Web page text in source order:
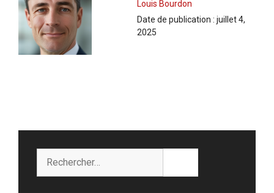
Louis Bourdon
Date de publication : juillet 4,
2025